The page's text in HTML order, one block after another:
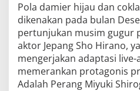
Pola damier hijau dan
dikenakan pada bulan
pertunjukan musim gugur
aktor Jepang Sho Hirano,
mengerjakan adaptasi
memerankan protagonis
Adalah Perang Miyuki